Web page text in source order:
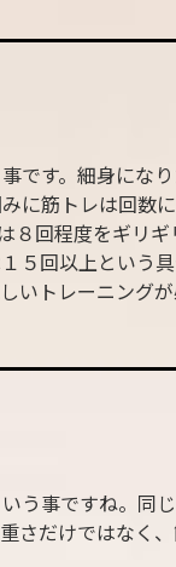
です。細身にな
に筋トレは回数
８回程度をギリ
５回以上という
いトレーニングが
う事ですね。同
さだけではなく